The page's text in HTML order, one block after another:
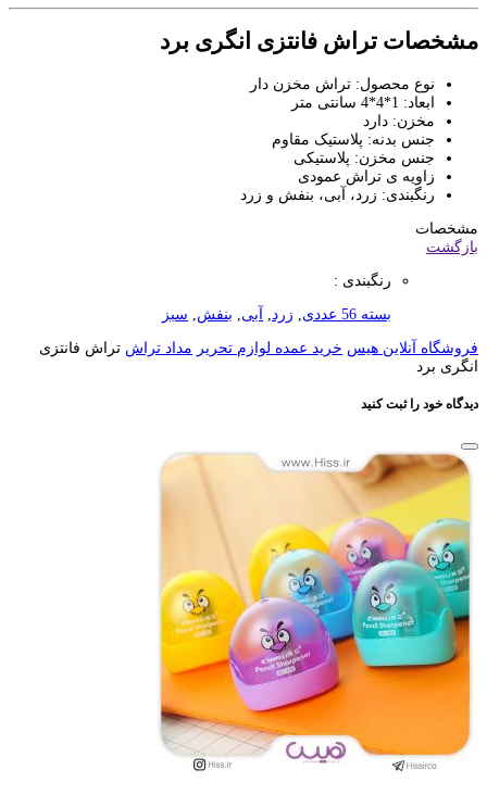
مشخصات تراش فانتزی انگری برد
نوع محصول: تراش مخزن دار
ابعاد: 1*4*4 سانتی متر
مخزن: دارد
جنس بدنه: پلاستیک مقاوم
جنس مخزن: پلاستیکی
زاویه ی تراش عمودی
رنگبندی: زرد، آبی، بنفش و زرد
مشخصات
بازگشت
رنگبندی :
بسته 56 عددی زرد آبی بنفش سبز
فروشگاه آنلاین هیس خرید عمده لوازم تحریر مداد تراش تراش فانتزی
انگری برد
دیدگاه خود را ثبت کنید